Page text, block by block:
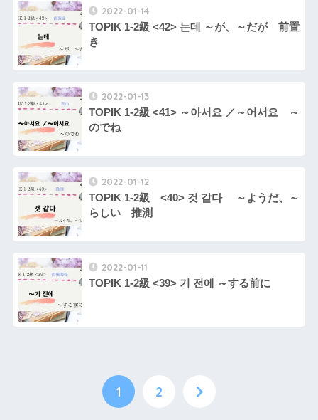
2022-01-14
TOPIK 1-2級 <42> 는데 ～が、～だが 前置
き
2022-01-13
TOPIK 1-2級 <41> ～아서요 ／～어서요 ～
のでね
2022-01-12
TOPIK 1-2級 <40> 것 같다 ～ようだ、～
らしい 推測
2022-01-11
TOPIK 1-2級 <39> 기 전에 ～する前に
1 2